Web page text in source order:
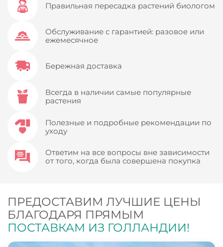
Правильная пересадка растений биологом
Обслуживание с гарантией: разовое или
ежемесячное
Бережная доставка
Всегда в наличии самые популярные
растения
Полезные и подробные рекомендации по
уходу
Ответим на все вопросы вне зависимости
от того, когда была совершена покупка
ПРЕДОСТАВИМ ЛУЧШИЕ ЦЕНЫ
БЛАГОДАРЯ ПРЯМЫМ
ПОСТАВКАМ ИЗ ГОЛЛАНДИИ!